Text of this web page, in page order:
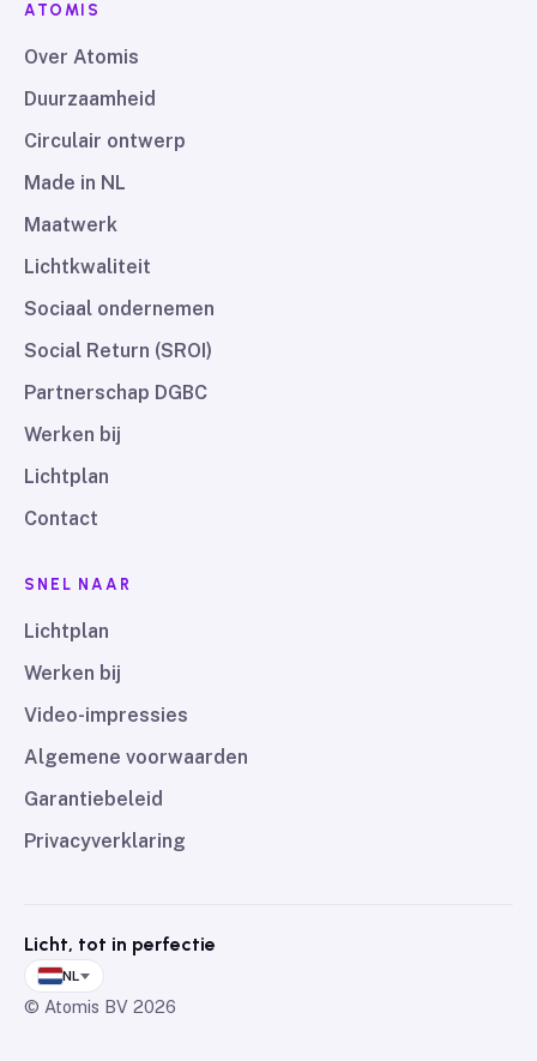
ATOMIS
Over Atomis
Duurzaamheid
Circulair ontwerp
Made in NL
Maatwerk
Lichtkwaliteit
Sociaal ondernemen
Social Return (SROI)
Partnerschap DGBC
Werken bij
Lichtplan
Contact
SNEL NAAR
Lichtplan
Werken bij
Video-impressies
Algemene voorwaarden
Garantiebeleid
Privacyverklaring
Licht, tot in perfectie
NL
© Atomis BV 2026